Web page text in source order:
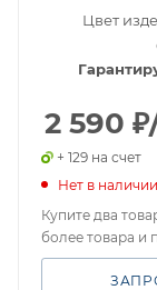
Цвет
2 590 ₽
+ 129 на счет
Нет в наличии
Купите два
более товара и